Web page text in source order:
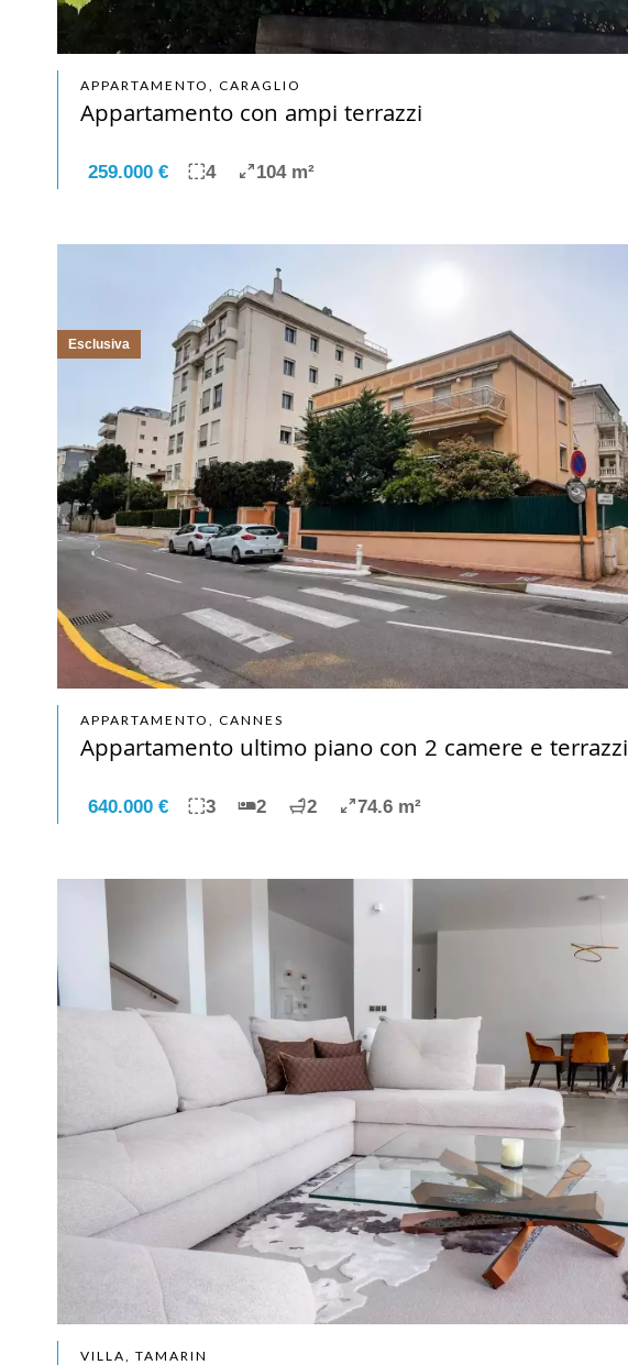
APPARTAMENTO, CARAGLIO
Appartamento con ampi terrazzi
259.000 € 4 104 m²
APPARTAMENTO, CANNES
Appartamento ultimo piano con 2 camere e terrazzi
640.000 € 3 2 2 74.6 m²
Esclusiva
VILLA, TAMARIN